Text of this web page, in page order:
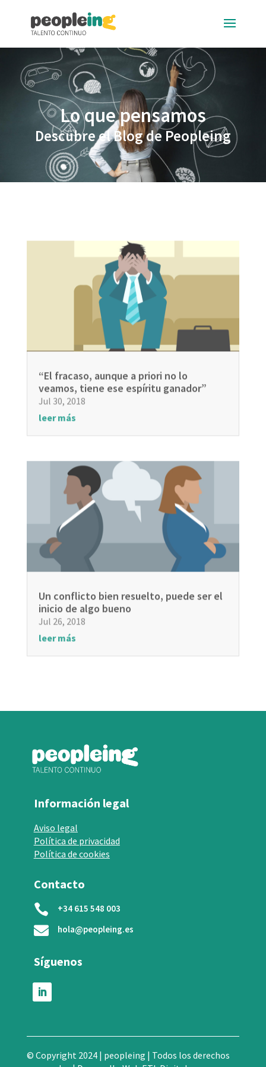
Lo que pensamos
Descubre el Blog de Peopleing
“El fracaso, aunque a priori no lo
veamos, tiene ese espíritu ganador”
Jul 30, 2018
leer más
Un conflicto bien resuelto, puede ser el
inicio de algo bueno
Jul 26, 2018
leer más
Información legal
Aviso legal
Política de privacidad
Política de cookies
Contacto

+34 615 548 003
 hola@peopleing.es
Síguenos
© Copyright 2024 | peopleing | Todos los derechos